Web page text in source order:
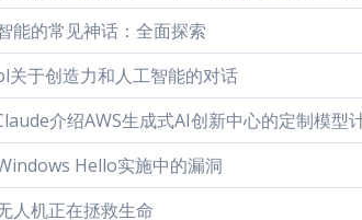
能的常见神话：全面探索
关于创造力和人工智能的对话
介绍AWS生成式AI创新中心的定制模型
Hello实施中的漏洞
人机正在拯救生命